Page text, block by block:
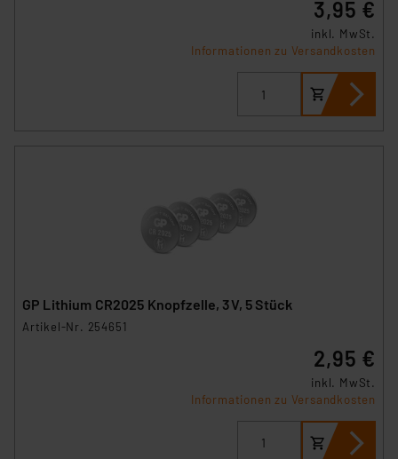
3,95 €
inkl. MwSt.
Informationen zu Versandkosten
GP Lithium CR2025 Knopfzelle, 3V, 5 Stück
Artikel-Nr. 254651
2,95 €
inkl. MwSt.
Informationen zu Versandkosten